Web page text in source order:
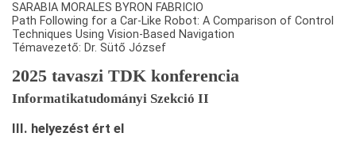
SARABIA MORALES BYRON FABRICIO
Path Following for a Car-Like Robot: A Comparison of Control
Techniques Using Vision-Based Navigation
Témavezető: Dr. Sütő József
2025 tavaszi TDK konferencia
Informatikatudományi Szekció II
III. helyezést ért el